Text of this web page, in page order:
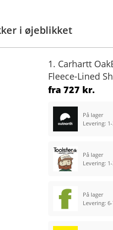
i øjeblikket
1. Carhartt
Fleece-Lined
fra 727 kr.
På lager
Levering:
På lager
Levering:
På lager
Levering: